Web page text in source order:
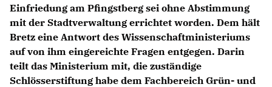
CDU Potsdam
Einfriedung am Pfingstberg sei ohne Abstimmung
mit der Stadtverwaltung errichtet worden. Dem hält
Bretz eine Antwort des Wissenschaftministeriums
auf von ihm eingereichte Fragen entgegen. Darin
teilt das Ministerium mit, die zuständige
Schlösserstiftung habe dem Fachbereich Grün- und